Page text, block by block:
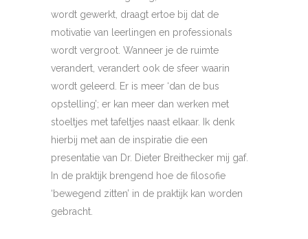
wordt gewerkt, draagt ertoe bij dat de
motivatie van leerlingen en professionals
wordt vergroot. Wanneer je de ruimte
verandert, verandert ook de sfeer waarin
wordt geleerd. Er is meer ‘dan de bus
opstelling’; er kan meer dan werken met
stoeltjes met tafeltjes naast elkaar. Ik denk
hierbij met aan de inspiratie die een
presentatie van Dr. Dieter Breithecker mij gaf.
In de praktijk brengend hoe de filosofie
‘bewegend zitten’ in de praktijk kan worden
gebracht.